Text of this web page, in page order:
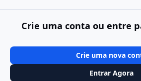
Crie uma conta ou entre
Crie uma nova
Entrar Agora